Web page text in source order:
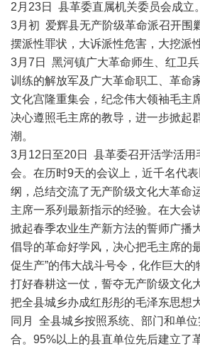
2月23日 县革委直属机关委员会成立。
3月初 爱辉县无产阶级革命派召开围
摆派性罪状，大诉派性危害，大挖派
3月7日 黑河镇广大革命师生、红卫
训练的解放军及广大革命职工、革命
文化宫隆重集会，纪念伟大领袖毛主
决心遵照毛主席的教导，进一步掀起
潮。
3月12日至20日 县革委召开活学活用
会。在历时9天的会议上，近千名代表
纲，总结交流了无产阶级文化大革命
主席一系列最新指示的经验。在大会
掀起春季农业生产新方法的誓师广播
倡导的革命好学风，决心把毛主席的
促生产”的伟大战斗号令，化作巨大
打好春耕这一仗，誓夺无产阶级文化
把全县城乡办成红彤彤的毛泽东思想
同月 全县城乡按照系统、部门和单
合。95%以上的县直单位先后建立了